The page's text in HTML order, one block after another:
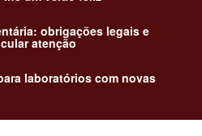
obrigações legais e
atenção
laboratórios com novas
como uma história construída